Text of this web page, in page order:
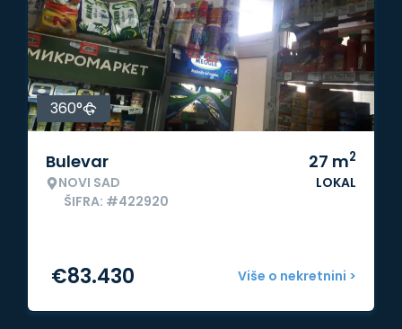
360°
Bulevar
NOVI SAD
ŠIFRA: #422920
27 m2
LOKAL
Više o nekretnini >
€83.430